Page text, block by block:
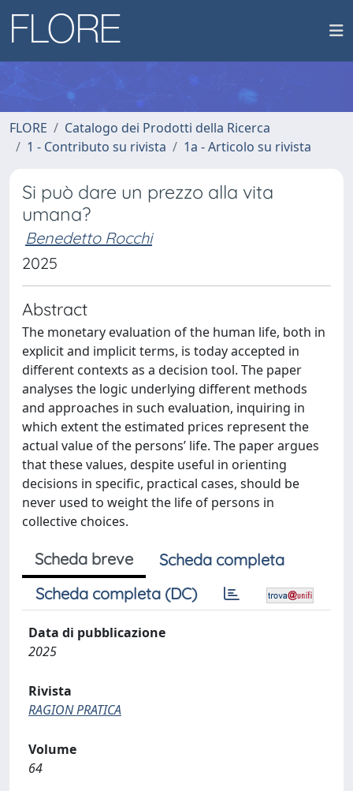
FLORE
Catalogo dei Prodotti della Ricerca
1 - Contributo su rivista
1a - Articolo su rivista
Si può dare un prezzo alla vita
umana?
Benedetto Rocchi
2025
Abstract
The monetary evaluation of the human life, both in
explicit and implicit terms, is today accepted in
different contexts as a decision tool. The paper
analyses the logic underlying different methods
and approaches in such evaluation, inquiring in
which extent the estimated prices represent the
actual value of the persons’ life. The paper argues
that these values, despite useful in orienting
decisions in specific, practical cases, should be
never used to weight the life of persons in
collective choices.
Scheda breve
Scheda completa
Scheda completa (DC)
Data di pubblicazione
2025
Rivista
RAGION PRATICA
Volume
64